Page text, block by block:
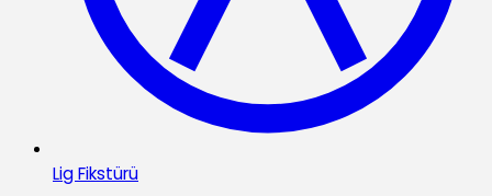
Lig Fikstürü